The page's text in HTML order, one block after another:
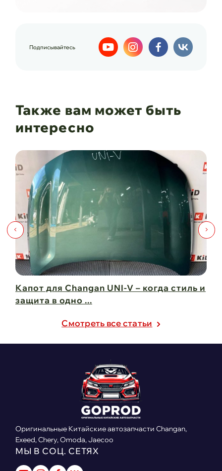
Подписывайтесь
Также вам может быть
интересно
Капот для Changan UNI-V – когда стиль и
защита в одно ...
Cмотреть все статьи
Оригинальные Китайские автозапчасти Changan,
Exeed, Chery, Omoda, Jaecoo
МЫ В СОЦ. СЕТЯХ